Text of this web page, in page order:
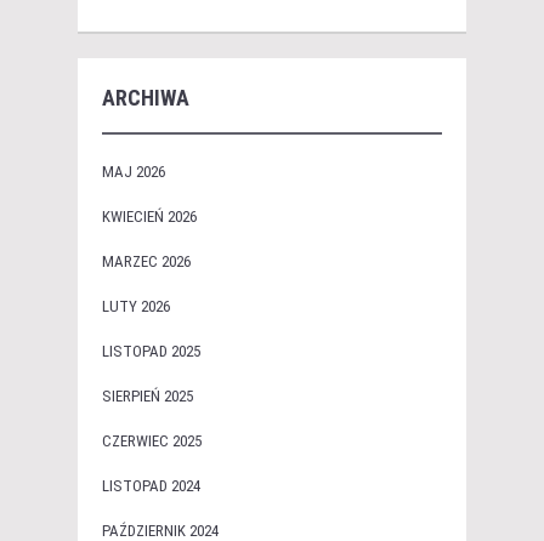
ARCHIWA
MAJ 2026
KWIECIEŃ 2026
MARZEC 2026
LUTY 2026
LISTOPAD 2025
SIERPIEŃ 2025
CZERWIEC 2025
LISTOPAD 2024
PAŹDZIERNIK 2024